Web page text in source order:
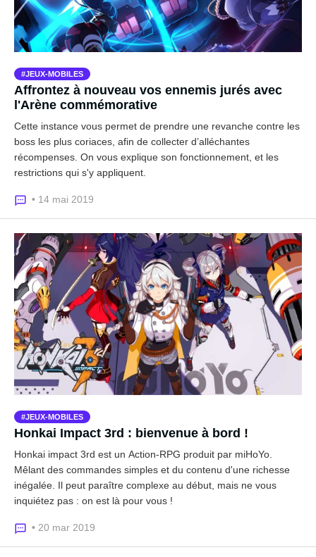
JEUX-MOBILES
Affrontez à nouveau vos ennemis jurés avec
l'Arène commémorative
Cette instance vous permet de prendre une revanche contre les
boss les plus coriaces, afin de collecter d’alléchantes
récompenses. On vous explique son fonctionnement, et les
restrictions qui s'y appliquent.
• 14 mai 2019
JEUX-MOBILES
Honkai Impact 3rd : bienvenue à bord !
Honkai impact 3rd est un Action-RPG produit par miHoYo.
Mêlant des commandes simples et du contenu d'une richesse
inégalée. Il peut paraître complexe au début, mais ne vous
inquiétez pas : on est là pour vous !
• 20 mar 2019